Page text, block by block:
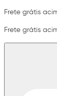
Frete grátis
Frete grátis